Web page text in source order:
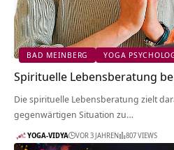
BAD MEINBERG YOGA
Spirituelle Lebensberatung
Die spirituelle Lebensberatung zielt
gegenwärtigen Situation zu…
YOGA-VIDYA VOR 3 JAHREN 807 VIEWS